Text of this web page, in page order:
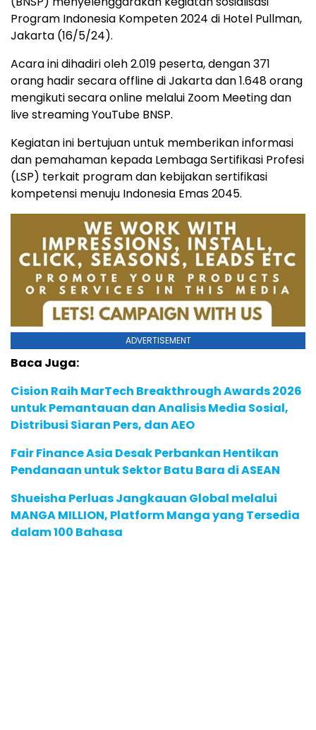
Program Indonesia Kompeten 2024 di Hotel Pullman,
Jakarta (16/5/24).
Acara ini dihadiri oleh 2.019 peserta, dengan 371
orang hadir secara offline di Jakarta dan 1.648 orang
mengikuti secara online melalui Zoom Meeting dan
live streaming YouTube BNSP.
Kegiatan ini bertujuan untuk memberikan informasi
dan pemahaman kepada Lembaga Sertifikasi Profesi
(LSP) terkait program dan kebijakan sertifikasi
kompetensi menuju Indonesia Emas 2045.
ADVERTISEMENT
Baca Juga:
Cision Raih MarTech Breakthrough Awards 2026
untuk Pemantauan dan Analisis Media Sosial,
Distribusi Siaran Pers, dan AEO
Fair Finance Asia Desak Perbankan Hentikan
Pendanaan untuk Sektor Batu Bara di ASEAN
Shueisha Perluas Jangkauan Global melalui
MANGA MILLION, Platform Manga yang Tersedia
dalam 100 Bahasa